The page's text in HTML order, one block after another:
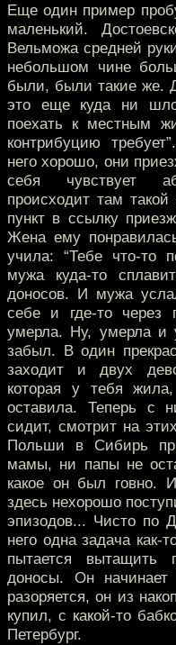
Еще один пример
маленький.
Вельможа средней
небольшом чине
были, были такие же.
это еще куда ни
поехать к местным
контрибуцию
него хорошо, они
себя чувствует
происходит там
пункт в ссылку
Жена ему
учила: “Тебе что-то
мужа куда-то
доносов. И мужа
себе и где-то через
умерла. Ну, умерла и
забыл. В один
заходит и двух
которая у тебя
оставила. Теперь с
сидит, смотрит на
Польши в Сибирь
мамы, ни папы не
какое он был говно.
здесь нехорошо
эпизодов... Чисто по
него одна задача как-
пытается
доносы. Он начинает
разоряется, он из
купил, с какой-то
Петербург.